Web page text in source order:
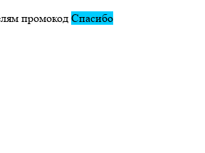
промокод Спасибо